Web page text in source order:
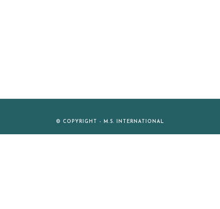
© COPYRIGHT - M.S. INTERNATIONAL